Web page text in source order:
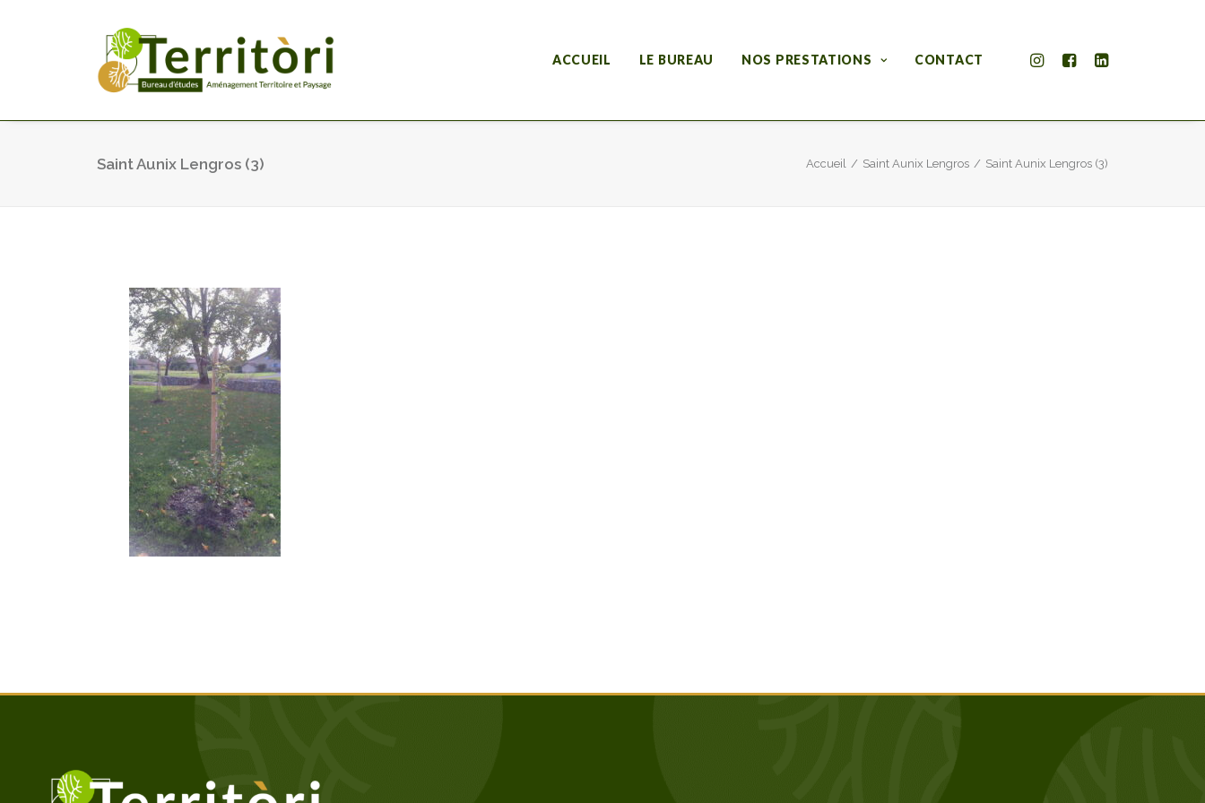
ACCUEIL LE BUREAU NOS PRESTATIONS CONTACT
Saint Aunix Lengros (3) Accueil Saint Aunix Lengros Saint Aunix Lengros (3)